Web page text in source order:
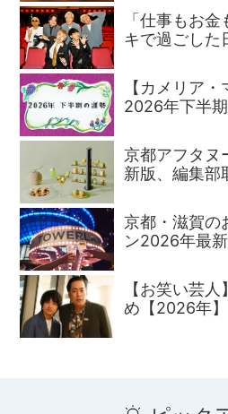
「仕事もお
キで過ごした
【カメリア・
2026年下半
京都アフタヌ
新版、編集
京都・滋賀の
ン2026年最
【お笑い芸
め【2026年】